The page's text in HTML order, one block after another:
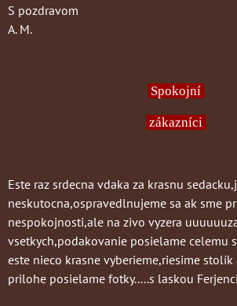
S pozdravom
A. M.
Spokojní
zákazníci
Este raz srdecna vdaka za krasnu
neskutocna,ospravedlnujeme sa ak sme
nespokojnosti,ale na zivo vyzera
vsetkych,podakovanie posielame celemu
este nieco krasne vyberieme,riesime stolík
prilohe posielame fotky.....s laskou